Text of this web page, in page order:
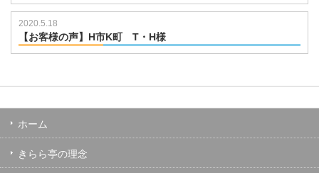
2020.5.18
【お客様の声】H市K町 T・H様
ホーム
きらら亭の理念